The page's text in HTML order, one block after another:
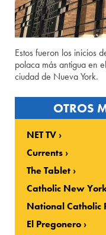
Estos fueron los inicios
polaca más antigua en
ciudad de Nueva York.
OTROS
NET TV
Currents
The Tablet
Catholic New
National Catholic
El Pregonero